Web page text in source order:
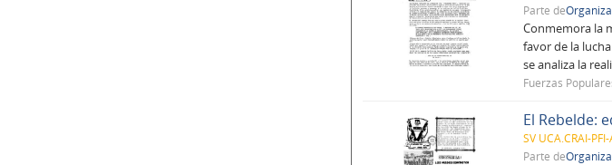
Parte de
Conmemora la
favor de la
se analiza la
Fuerzas
El Rebelde:
SV UCA.CRAI-
Parte de